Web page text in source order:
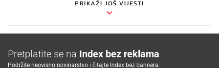
PRIKAŽI JOŠ VIJESTI
Pretplatite se na Index bez reklama
Podržite neovisno novinarstvo i čitajte Index bez bannera.